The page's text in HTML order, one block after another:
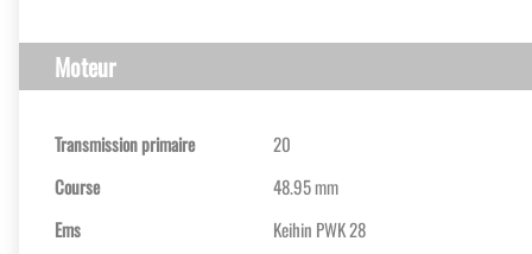
Moteur
Transmission primaire
20
Course
48.95 mm
Ems
Keihin PWK 28